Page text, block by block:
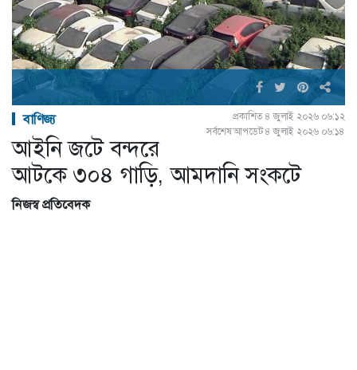
বাণিজ্য
প্রকাশিত ৪ জুলাই ২০২৬ ০৬:১২
সর্বশেষ আপডেট ৪ জুলাই ২০২৬ ০৬:১৪
আইনি জটে বন্দরে
আটকে ৩০৪ গাড়ি, আমদানি সংকটে
নিজস্ব প্রতিবেদক